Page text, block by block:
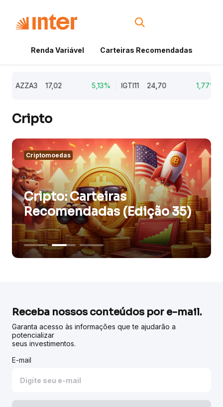
Renda Variável Carteiras Recomendadas
AZZA3 17,02 5,13% IGTI11 24,70 1,77%
Cripto
Criptomoedas
Cripto: Carteiras
Recomendadas (Edição 35)
Receba nossos conteúdos por e-mail.
Garanta acesso às informações que te ajudarão a
potencializar
seus investimentos.
E-mail